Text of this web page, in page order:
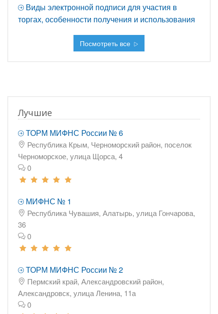
Виды электронной подписи для участия в
торгах, особенности получения и использования
Посмотреть все
Лучшие
ТОРМ МИФНС России № 6
Республика Крым, Черноморский район, поселок
Черноморское, улица Щорса, 4
0
МИФНС № 1
Республика Чувашия, Алатырь, улица Гончарова,
36
0
ТОРМ МИФНС России № 2
Пермский край, Александровский район,
Александровск, улица Ленина, 11а
0